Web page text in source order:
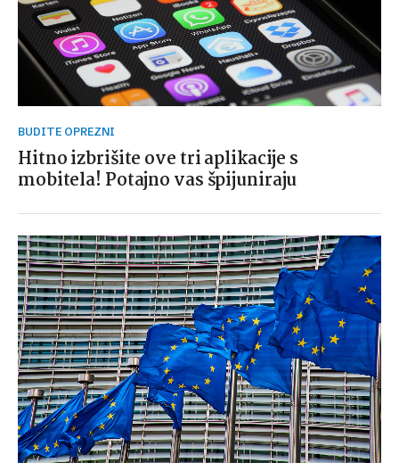
BUDITE OPREZNI
Hitno izbrišite ove tri aplikacije s
mobitela! Potajno vas špijuniraju